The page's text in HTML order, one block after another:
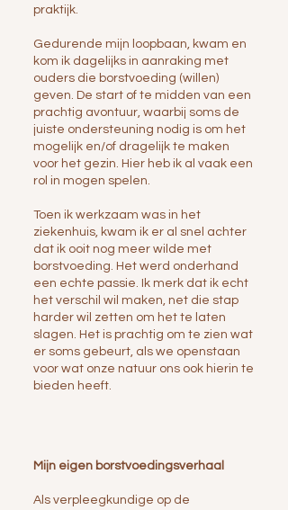
praktijk.
Gedurende mijn loopbaan, kwam en
kom ik dagelijks in aanraking met
ouders die borstvoeding (willen)
geven. De start of te midden van een
prachtig avontuur, waarbij soms de
juiste ondersteuning nodig is om het
mogelijk en/of dragelijk te maken
voor het gezin. Hier heb ik al vaak een
rol in mogen spelen.
Toen ik werkzaam was in het
ziekenhuis, kwam ik er al snel achter
dat ik ooit nog meer wilde met
borstvoeding. Het werd onderhand
een echte passie. Ik merk dat ik echt
het verschil wil maken, net die stap
harder wil zetten om het te laten
slagen. Het is prachtig om te zien wat
er soms gebeurt, als we openstaan
voor wat onze natuur ons ook hierin te
bieden heeft.
Mijn eigen borstvoedingsverhaal
Als verpleegkundige op de